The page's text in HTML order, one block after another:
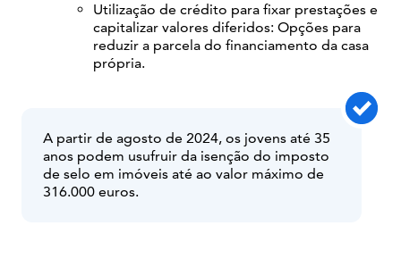
Utilização de crédito para fixar prestações e
capitalizar valores diferidos: Opções para
reduzir a parcela do financiamento da casa
própria.
A partir de agosto de 2024, os jovens até 35
anos podem usufruir da isenção do imposto
de selo em imóveis até ao valor máximo de
316.000 euros.